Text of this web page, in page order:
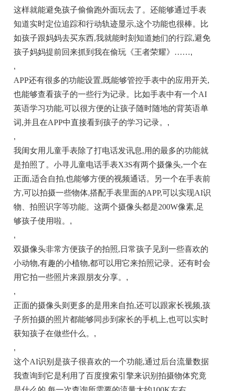
这样就能避免孩子偷偷跑外面玩去了。还能够通过手表
知道实时定位追踪和行动轨迹显示,这个功能也很棒。比
如孩子跟妈妈去买东西,我就能时刻知道她们的行踪,避免
孩子妈妈提前回来抓到我在偷玩《王者荣耀》……,
,
APP还有很多的功能设置,既能够管控手表中的应用开关,
也能够查看孩子的一些行为记录。比如手表中有一个AI
英语学习功能,可以很方便的让孩子随时随地的背英语单
词,并且在APP中直接看到孩子的学习记录。 ,
,
我闺女用儿童手表除了打电话发讯息,用的最多的功能就
是拍照了。小寻儿童电话手表X3S有两个摄像头,一个在
正面,适合自拍,也能够方便的视频通话。另一个在手表前
方,可以拍摄一些物体,搭配手表里面的APP,可以实现AI识
物、拍照识字等功能。这两个摄像头都是200W像素,足
够孩子使用啦。 ,
,
双摄像头非常方便孩子的拍照,日常孩子见到一些喜欢的
小动物,有趣的小植物,都可以用它来拍照记录。还有时会
用它拍一些照片来跟朋友分享。 ,
,
正面的摄像头则更多的是用来自拍,还可以跟家长视频,孩
子所拍摄的照片都能够同步到家长的手机上,也可以实时
获知孩子在做些什么。 ,
,
这个AI识别是孩子很喜欢的一个功能,通过后台流量数据
我查询到它是利用了百度搜索引擎来识别拍摄物体究竟